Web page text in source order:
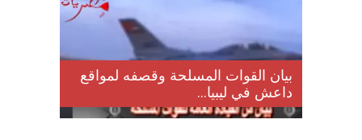
بيان القوات المسلحة وقصفه لمواقع
داعش في ليبيا...